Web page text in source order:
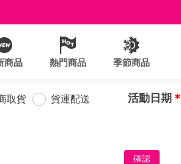
商品 熱門商品 季節商品
取貨 貨運配送 活動日期 ＊
確認